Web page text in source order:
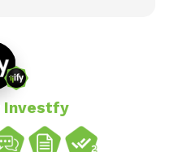
Investfy